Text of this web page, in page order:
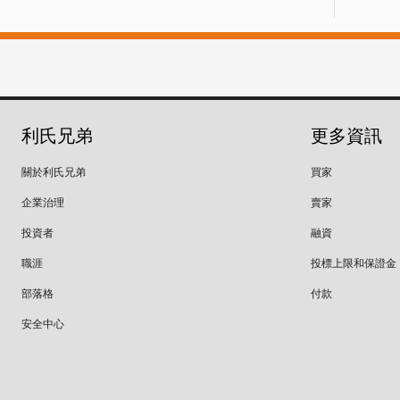
利氏兄弟
關於利氏兄弟
企業治理
投資者
職涯
部落格
安全中心
更多資訊
買家
賣家
融資
投標上限和保證金
付款